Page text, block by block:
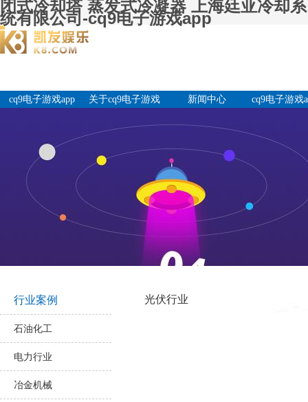
闭式冷却塔 蒸发式冷凝器 上海廷亚冷却系
统有限公司-cq9电子游戏app
cq9电子游戏app
关于cq9电子游戏
新闻中心
cq9电子游戏
行业案例
石油化工
电力行业
冶金机械
光伏行业